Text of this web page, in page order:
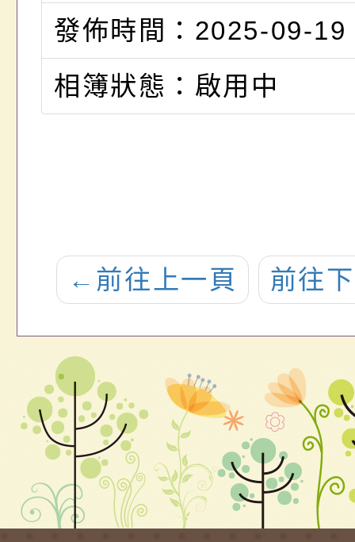
發佈時間：2025-09-19
相簿狀態：啟用中
← 前往上一頁 前往